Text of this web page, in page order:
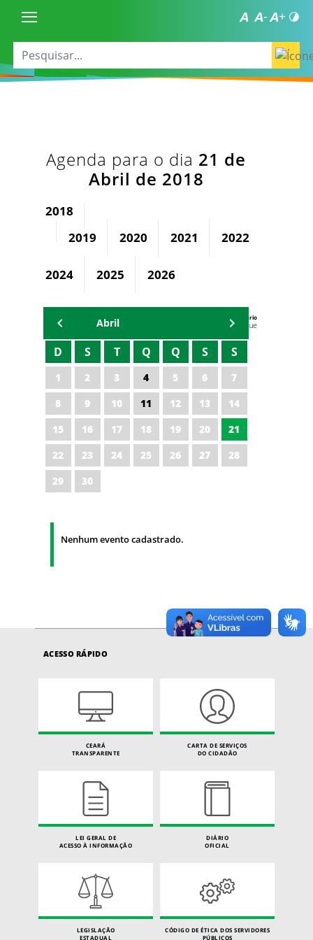
Agenda para o dia 21 de
Abril de 2018
2018
2019
2020 2021 2022
2024 2025 2026
Agenda do Secretário
Zezinho Albuquerque
Abril
D S T Q Q S S
1 2 3 4 5 6
7
8
9 10 11 12 13
14
15
16 17 18 19 20
21
22
23 24 25 26 27
28
29
30
Nenhum evento cadastrado.
ACESSO RÁPIDO
CEARÁ
TRANSPARENTE
CARTA DE SERVIÇOS
DO CIDADÃO
LEI GERAL DE
ACESSO À INFORMAÇÃO
DIÁRIO
OFICIAL
LEGISLAÇÃO
ESTADUAL
CÓDIGO DE ÉTICA DOS SERVIDORES
PÚBLICOS